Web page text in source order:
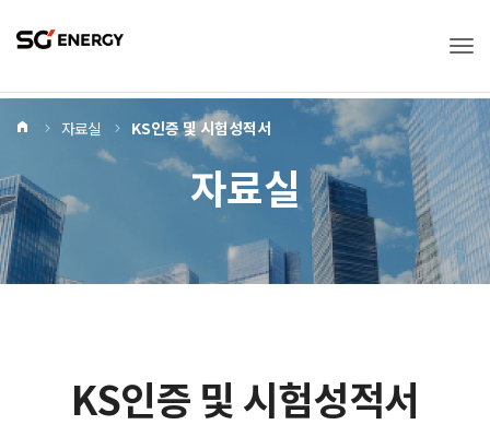
자료실
Home 자료실 KS인증 및 시험성적서
KS인증 및 시험성적서